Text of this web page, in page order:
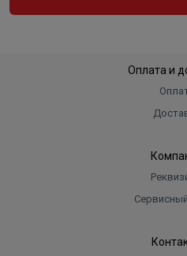
Оплата и